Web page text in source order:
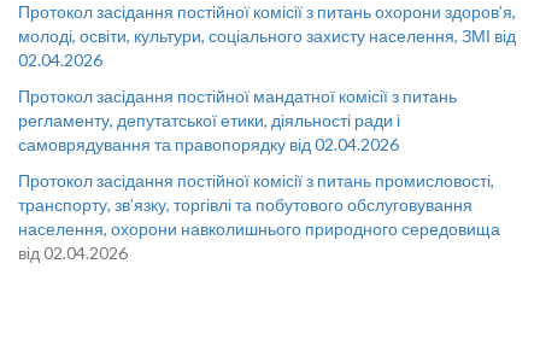
Протокол засідання постійної комісії з питань охорони здоров’я,
молоді, освіти, культури, соціального захисту населення, ЗМІ від
02.04.2026
Протокол засідання постійної мандатної комісії з питань
регламенту, депутатської етики, діяльності ради і
самоврядування та правопорядку від 02.04.2026
Протокол засідання постійної комісії з питань промисловості,
транспорту, зв’язку, торгівлі та побутового обслуговування
населення, охорони навколишнього природного середовища
від 02.04.2026